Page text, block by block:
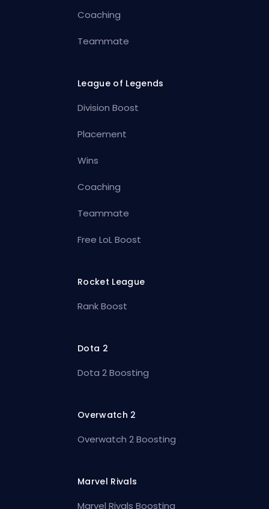
Coaching
Teammate
League of Legends
Division Boost
Placement
Wins
Coaching
Teammate
Free LoL Boost
Rocket League
Rank Boost
Dota 2
Dota 2 Boosting
Overwatch 2
Overwatch 2 Boosting
Marvel Rivals
Marvel Rivals Boosting